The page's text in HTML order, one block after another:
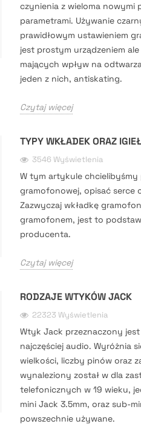
czynienia z wieloma nowymi
parametrami. Używanie
prawidłowym ustawieniem
jest prostym urządzeniem
mających wpływ na
jeden z nich, antiskating.
Czytaj więcej
TYPY WKŁADEK ORAZ
3546 Wyświetlenia
W tym artykule
gramofonowej, opisać serce
Zazwyczaj wkładkę
gramofonem, jest to
producenta.
Czytaj więcej
RODZAJE WTYKÓW JACK
22323 Wyświetlenia
Wtyk Jack przeznaczony
najczęściej audio. Wyróżnia
wielkości, liczby pinów oraz
wynaleziony został w dla
telefonicznych w 19 wieku,
mini Jack 3.5mm, oraz sub-
powszechnie używane.